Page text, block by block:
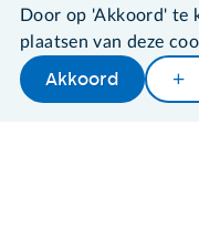
Later
Disclaimer
Privacybeleid
About SeniorWeb
Door op 'Akkoord' te
plaatsen van deze
Akkoord